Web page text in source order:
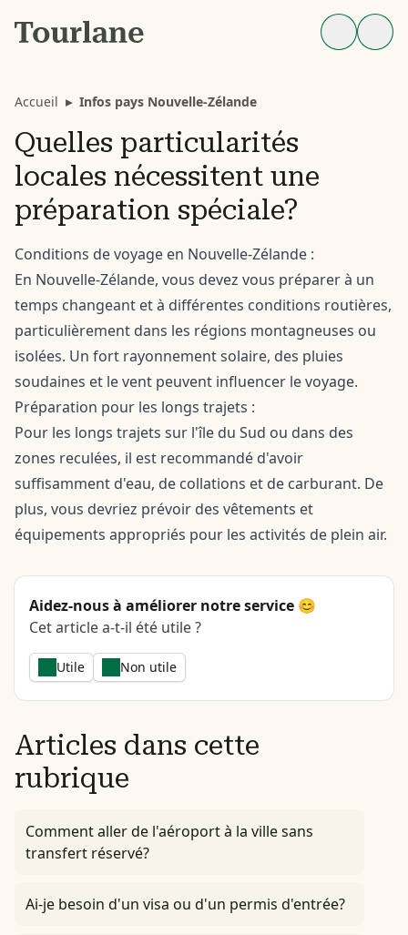
Accueil ▸ Infos pays Nouvelle-Zélande
Quelles particularités
locales nécessitent une
préparation spéciale?
Conditions de voyage en Nouvelle-Zélande :
En Nouvelle-Zélande, vous devez vous préparer à un
temps changeant et à différentes conditions routières,
particulièrement dans les régions montagneuses ou
isolées. Un fort rayonnement solaire, des pluies
soudaines et le vent peuvent influencer le voyage.
Préparation pour les longs trajets :
Pour les longs trajets sur l'île du Sud ou dans des
zones reculées, il est recommandé d'avoir
suffisamment d'eau, de collations et de carburant. De
plus, vous devriez prévoir des vêtements et
équipements appropriés pour les activités de plein air.
Aidez-nous à améliorer notre service 😊
Cet article a-t-il été utile ?
Utile Non utile
Articles dans cette
rubrique
Comment aller de l'aéroport à la ville sans
transfert réservé?
Ai-je besoin d'un visa ou d'un permis d'entrée?